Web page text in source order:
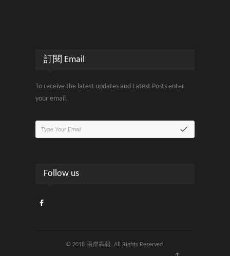
訂閱 Email
To receive the latest updates and Latest Posts enter
your email.
Follow us
© 2018 兩岸犇報. All Rights Reserved.